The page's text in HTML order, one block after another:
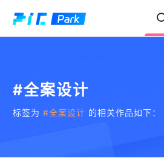
#全案设计
标签为#全案设计 的相关作品如下：